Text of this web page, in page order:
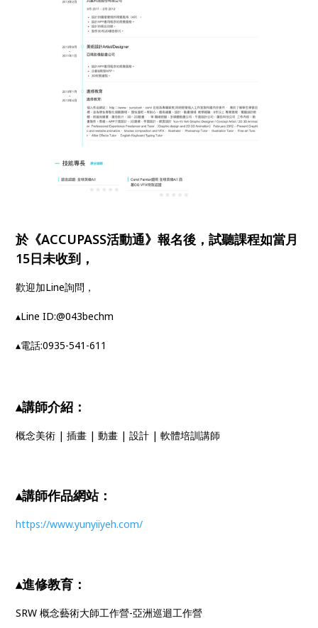
於《ACCUPASS活動通》報名後，試聽課程如當月
15日未收到，
歡迎加Line詢問，
▴Line ID:@043bechm
▴電話:0935-541-611
▴講師介紹：
概念美術 | 插畫 | 動畫 | 設計 | 軟體培訓講師
▴講師作品網站：
https://www.yunyiiyeh.com/
▴進修教育：
SRW 概念藝術大師工作營-亞洲巡迴工作營